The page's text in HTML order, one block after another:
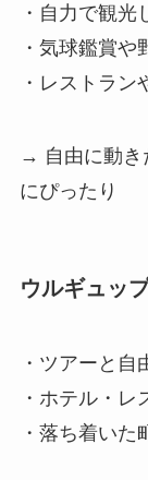
・自力で観光
・気球鑑賞
・レストラ
→ 自由に動き
にぴったり
ウルギュッ
・ツアーと
・ホテル・
・落ち着いた